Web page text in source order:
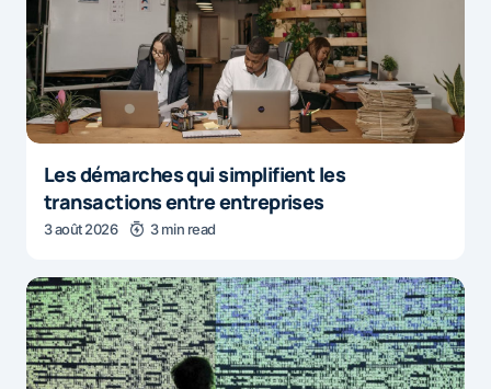
Les démarches qui simplifient les
transactions entre entreprises
3 août 2026 3 min read